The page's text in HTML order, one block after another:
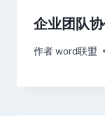
企业团队
作者word联盟